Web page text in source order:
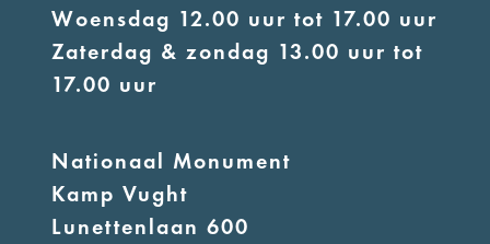
Woensdag 12.00 uur tot 17.00 uur
Zaterdag & zondag 13.00 uur tot
17.00 uur
Nationaal Monument
Kamp Vught
Lunettenlaan 600